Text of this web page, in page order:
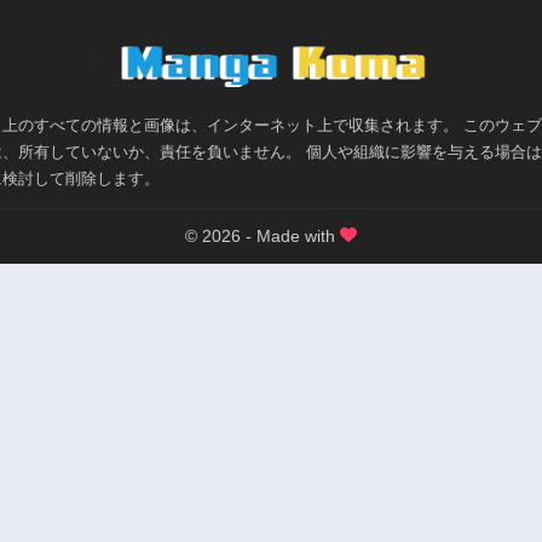
のすべての情報と画像は、インターネット上で収集されます。 このウェ
所有していないか、責任を負いません。 個人や組織に影響を与える場合
討して削除します。
© 2026 - Made with